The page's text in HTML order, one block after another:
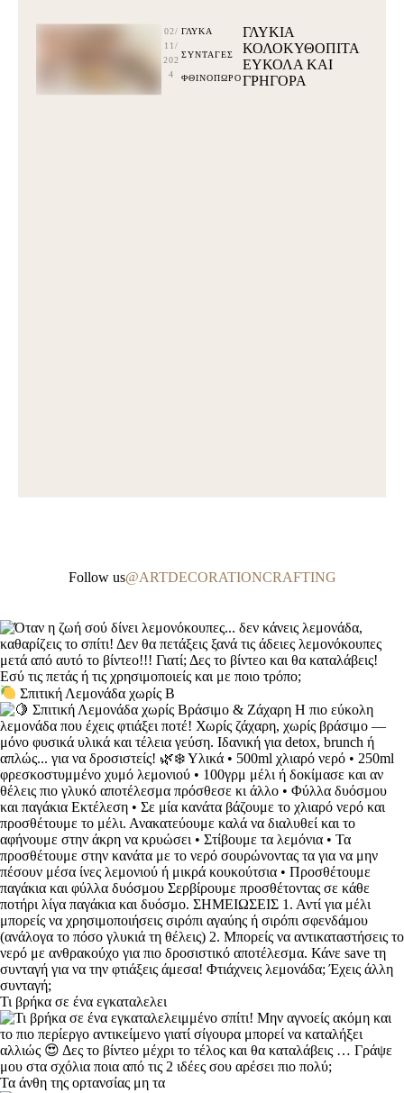
02/
11/
202
4
ΓΛΥΚΆ
ΣΥΝΤΑΓΕΣ
ΦΘΙΝΟΠΩΡΟ
ΓΛΥΚΙΑ
ΚΟΛΟΚΥΘΟΠΙΤΑ
ΕΥΚΟΛΑ ΚΑΙ
ΓΡΗΓΟΡΑ
Follow us@ARTDECORATIONCRAFTING
Σπιτική Λεμονάδα χωρίς Β
Τι βρήκα σε ένα εγκαταλελει
Τα άνθη της ορτανσίας μη τα